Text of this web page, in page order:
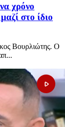
χρόνο
στο ίδιο
Βουρλιώτης. Ο